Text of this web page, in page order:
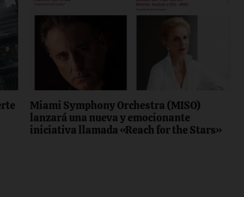
Miami Symphony Orchestra (MISO)
lanzará una nueva y emocionante
iniciativa llamada «Reach for the Stars»